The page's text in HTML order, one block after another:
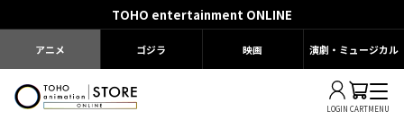
TOHO entertainment ONLINE
アニメ ゴジラ 映画 演劇・ミュージカル
LOGIN CARTMENU